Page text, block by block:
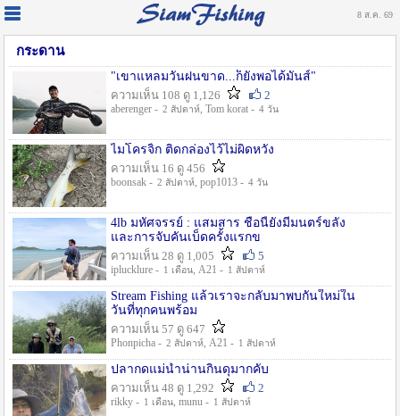
8 ส.ค. 69
กระดาน
"เขาแหลมวันฝนขาด...ก็ยังพอได้มันส์"
ความเห็น 108 ดู 1,126
2
aberenger - 2 สัปดาห์, Tom korat - 4 วัน
ไมโครจิ้ก ติดกล่องไว้ไม่ผิดหวัง
ความเห็น 16 ดู 456
boonsak - 2 สัปดาห์, pop1013 - 4 วัน
4lb มหัศจรรย์ : แสมสาร ชื่อนี้ยังมีมนตร์ขลัง
และการจับคันเบ็ดครั้งแรกข
ความเห็น 28 ดู 1,005
5
iplucklure - 1 เดือน, A21 - 1 สัปดาห์
Stream Fishing แล้วเราจะกลับมาพบกันใหม่ใน
วันที่ทุกคนพร้อม
ความเห็น 57 ดู 647
Phonpicha - 2 สัปดาห์, A21 - 1 สัปดาห์
ปลากดแม่น้ำน่านกินดุมากคับ
ความเห็น 48 ดู 1,292
2
rikky - 1 เดือน, munu - 1 สัปดาห์